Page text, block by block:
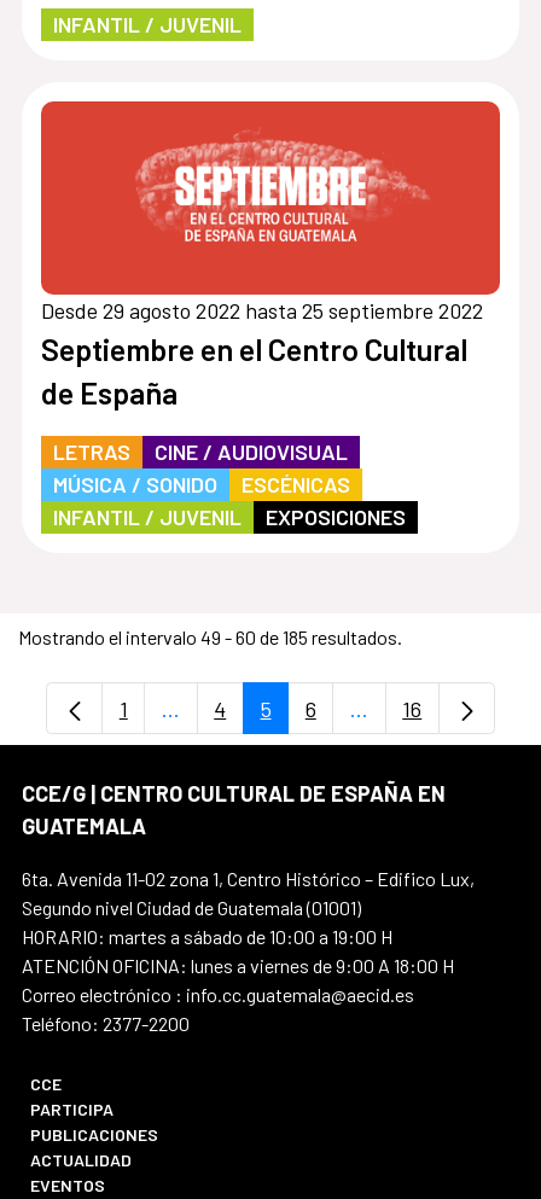
INFANTIL / JUVENIL
Desde 29 agosto 2022 hasta 25 septiembre 2022
Septiembre en el Centro Cultural
de España
LETRAS
CINE / AUDIOVISUAL
MÚSICA / SONIDO
ESCÉNICAS
INFANTIL / JUVENIL
EXPOSICIONES
Mostrando el intervalo 49 - 60 de 185 resultados.
Página
1 ...Páginas intermedias Use TAB para
Página
4 Página
5 Página
6 ...PáginasPágina
16
CCE/G | CENTRO CULTURAL DE ESPAÑA EN
GUATEMALA
6ta. Avenida 11-02 zona 1, Centro Histórico – Edifico Lux,
Segundo nivel Ciudad de Guatemala (01001)
HORARIO: martes a sábado de 10:00 a 19:00 H
ATENCIÓN OFICINA: lunes a viernes de 9:00 A 18:00 H
Correo electrónico : info.cc.guatemala@aecid.es
Teléfono: 2377-2200
CCE
PARTICIPA
PUBLICACIONES
ACTUALIDAD
EVENTOS